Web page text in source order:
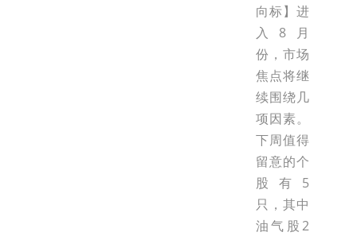
向标】进
入8月
份，市场
焦点将继
续围绕几
项因素。
下周值得
留意的个
股有5
只，其中
油气股2